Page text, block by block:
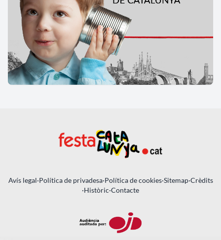
Avís legal·Política de privadesa·Política de cookies·Sitemap·Crèdits
·Històric·Contacte